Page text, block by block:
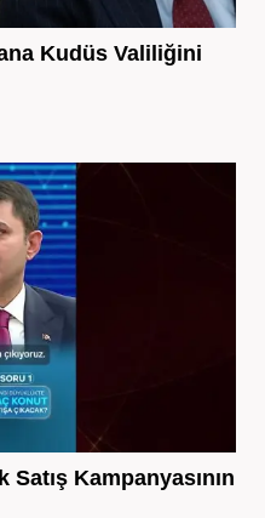
Kudüs Valiliğini
Kampanyasının